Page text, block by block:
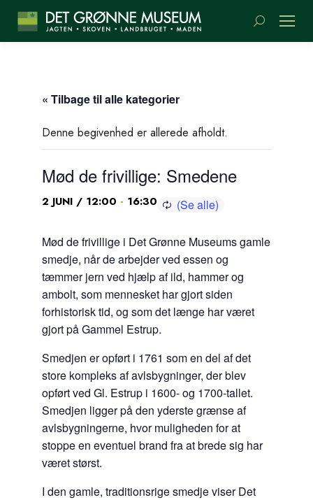
Søge:
« Tilbage til alle kategorier
Denne begivenhed er allerede afholdt.
Mød de frivillige: Smedene
2 JUNI / 12:00 - 16:30
Mød de frivillige i Det Grønne Museums gamle
smedje, når de arbejder ved essen og
tæmmer jern ved hjælp af ild, hammer og
ambolt, som mennesket har gjort siden
forhistorisk tid, og som det længe har været
gjort på Gammel Estrup.
Smedjen er opført i 1761 som en del af det
store kompleks af avlsbygninger, der blev
opført ved Gl. Estrup i 1600- og 1700-tallet.
Smedjen ligger på den yderste grænse af
avlsbygningerne, hvor muligheden for at
stoppe en eventuel brand fra at brede sig har
været størst.
I den gamle, traditionsrige smedje viser Det